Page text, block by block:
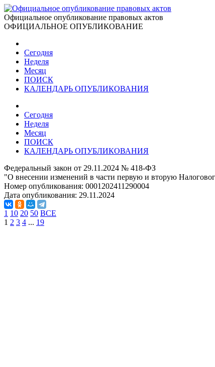
Официальное опубликование правовых актов
ОФИЦИАЛЬНОЕ ОПУБЛИКОВАНИЕ
Сегодня
Неделя
Месяц
ПОИСК
КАЛЕНДАРЬ ОПУБЛИКОВАНИЯ
Сегодня
Неделя
Месяц
ПОИСК
КАЛЕНДАРЬ ОПУБЛИКОВАНИЯ
Федеральный закон от 29.11.2024 № 418-ФЗ
"О внесении изменений в части первую и вторую
Номер опубликования: 0001202411290004
Дата опубликования: 29.11.2024
1 10 20 50 ВСЕ
1 2 3 4 ... 19